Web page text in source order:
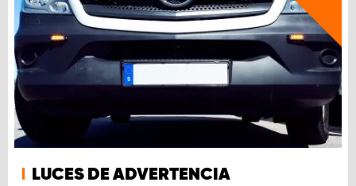
LUCES DE ADVERTENCIA